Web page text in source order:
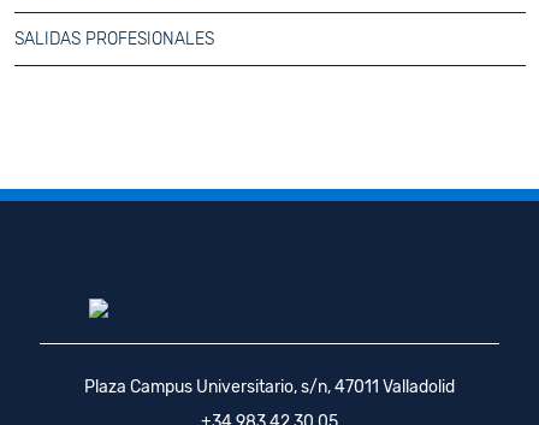
SALIDAS PROFESIONALES
Plaza Campus Universitario, s/n, 47011 Valladolid